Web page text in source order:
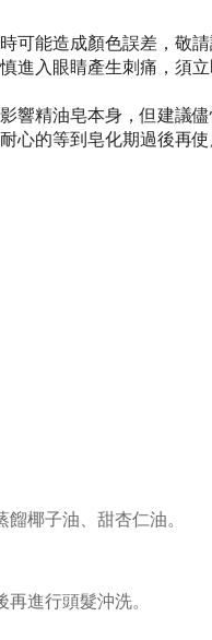
可能造成顏色誤差，敬請
進入眼睛產生刺痛，須
響精油皂本身，但建議儘
心的等到皂化期過後再使
椰子油、甜杏仁油。
進行頭髮沖洗。